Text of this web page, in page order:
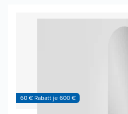
60 € Rabatt je 600 €